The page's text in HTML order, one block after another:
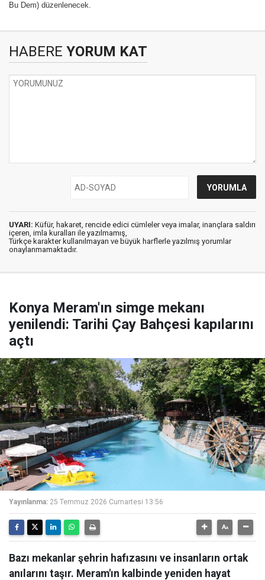
Bu Dem) düzenlenecek.
HABERE YORUM KAT
UYARI: Küfür, hakaret, rencide edici cümleler veya imalar, inançlara saldırı
içeren, imla kuralları ile yazılmamış,
Türkçe karakter kullanılmayan ve büyük harflerle yazılmış yorumlar
onaylanmamaktadır.
Konya Meram'ın simge mekanı
yenilendi: Tarihi Çay Bahçesi kapılarını
açtı
Yayınlanma: 25 Temmuz 2026 Cumartesi 13:56
Bazı mekanlar şehrin hafızasını ve insanların ortak
anılarını taşır. Meram'ın kalbinde yeniden hayat